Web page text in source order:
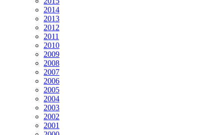
2014
2013
2012
2011
2010
2009
2008
2007
2006
2005
2004
2003
2002
2001